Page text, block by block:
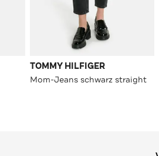
TOMMY HILFIGER
Mom-Jeans schwarz straight